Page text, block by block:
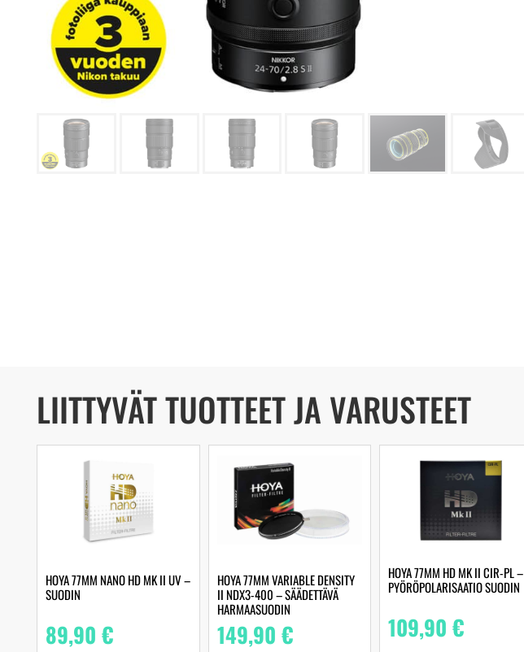
LIITTYVÄT TUOTTEET JA VARUSTEET
HOYA 77MM NANO HD MK II UV –
SUODIN
89,90 €
HOYA 77MM VARIABLE DENSITY
II NDX3-400 – SÄÄDETTÄVÄ
HARMAASUODIN
149,90 €
HOYA 77MM HD MK II CIR-PL –
PYÖRÖPOLARISAATIO SUODIN
109,90€